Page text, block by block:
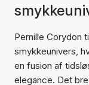
Pernille Corydon
smykkeunivers,
en fusion af
elegance. Det